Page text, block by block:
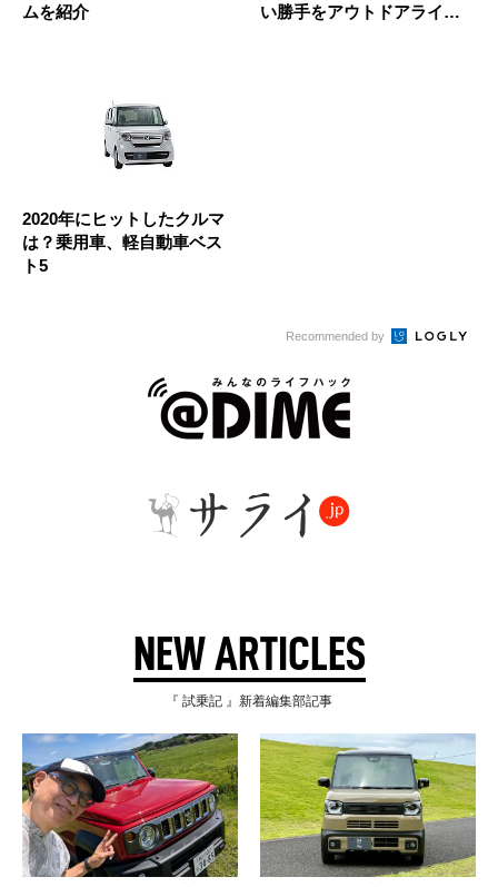
ムを紹介
い勝手をアウトドアライタ
2020年にヒットしたクルマ
は？乗用車、軽自動車ベス
ト5
Recommended by
NEW ARTICLES
『 試乗記 』新着編集部記事